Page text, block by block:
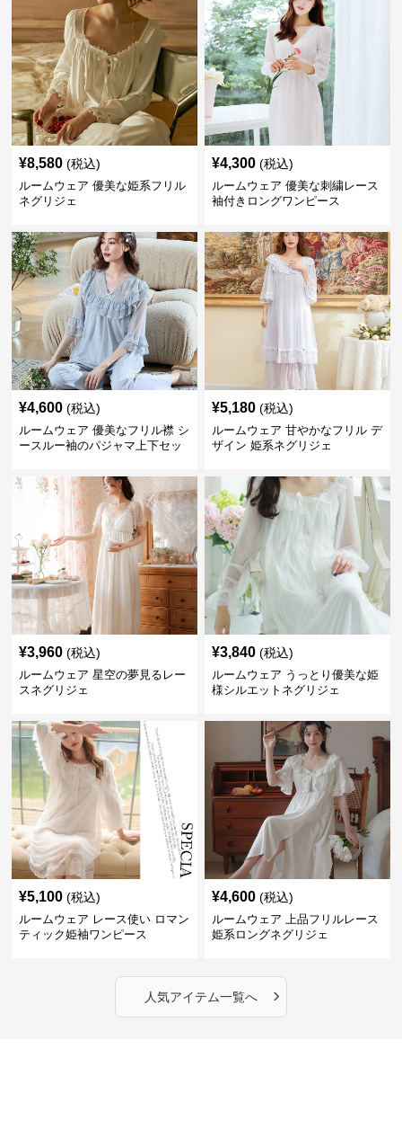
¥8,580 (税込)
ルームウェア 優美な姫系フリル
ネグリジェ
¥4,300 (税込)
ルームウェア 優美な刺繍レース
袖付きロングワンピース
¥4,600 (税込)
ルームウェア 優美なフリル襟 シ
ースルー袖のパジャマ上下セッ
¥5,180 (税込)
ルームウェア 甘やかなフリル デ
ザイン 姫系ネグリジェ
¥3,960 (税込)
ルームウェア 星空の夢見るレー
スネグリジェ
¥3,840 (税込)
ルームウェア うっとり優美な姫
様シルエットネグリジェ
¥5,100 (税込)
ルームウェア レース使い ロマン
ティック姫袖ワンピース
¥4,600 (税込)
ルームウェア 上品フリルレース
姫系ロングネグリジェ
人気アイテム一覧へ ›